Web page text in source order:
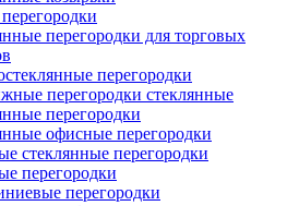
перегородки для торговых
перегородки
перегородки стеклянные
перегородки
офисные перегородки
стеклянные перегородки
перегородки
перегородки